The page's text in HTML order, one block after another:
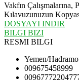
Vakfın
Kılavuzunuzun
DOSYAYI INDIR
BILGI BIZI
RESMI BILGI
Yemen/
009675458999